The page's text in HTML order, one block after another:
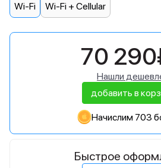
Wi-Fi Wi-Fi + Cellular
70
Нашли
добавить в
Начислим 703
Быстрое